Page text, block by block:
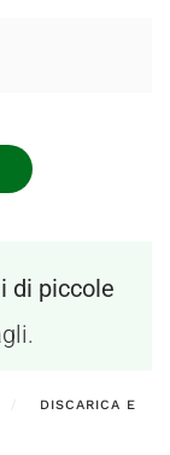
di piccole
DISCARICA E